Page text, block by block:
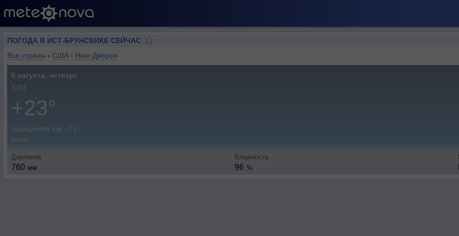
ПОГОДА В ИСТ-БРУНСВИКЕ СЕЙЧАС
Все страны › США › Нью-Джерси
6 августа, четверг
3:00
+23°
ощущается как +21
ясно
Давление
760 мм
Влажность
96 %